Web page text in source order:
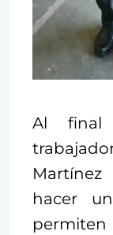
Al final
hacer
permiten